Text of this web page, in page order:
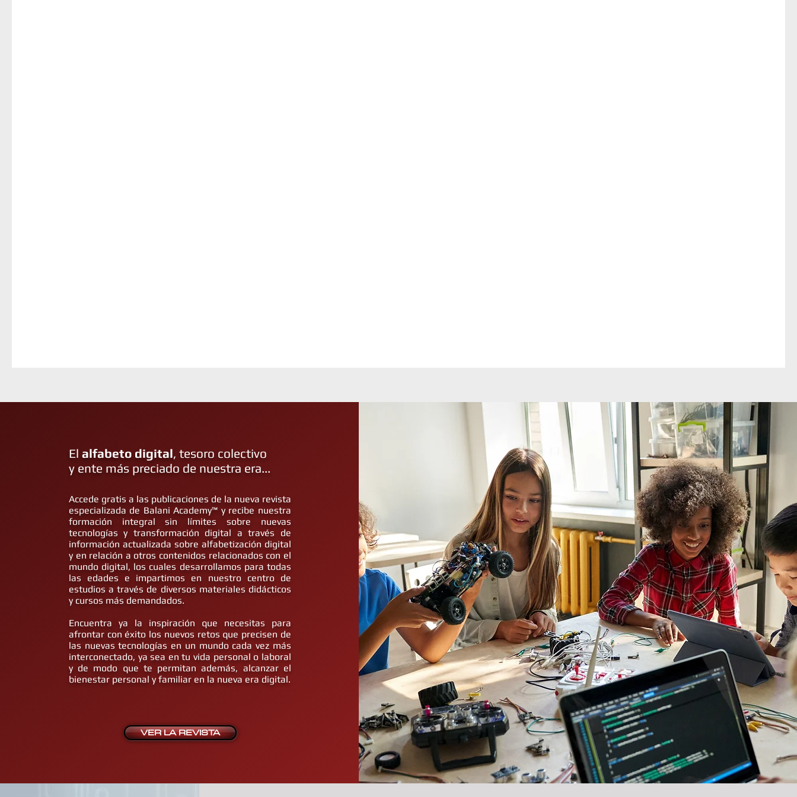
El alfabeto digital, tesoro colectivo
y ente más preciado de nuestra era...
Accede gratis a las publicaciones de la nueva revista
especializada de Balani Academy™ y recibe nuestra
formación integral sin límites sobre nuevas
tecnologías y transformación digital a través de
información actualizada sobre alfabetización digital
y en relación a otros contenidos relacionados con el
mundo digital, los cuales desarrollamos para todas
las edades e impartimos en nuestro centro de
estudios a través de diversos materiales didácticos
y cursos más demandados.
Encuentra ya la inspiración que necesitas para
afrontar con éxito los nuevos retos que precisen de
las nuevas tecnologías en un mundo cada vez más
interconectado, ya sea en tu vida personal o laboral
y de modo que te permitan además, alcanzar el
bienestar personal y familiar en la nueva era digital.
VER LA REVISTA